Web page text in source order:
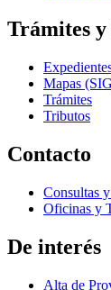
Trámites
Mapas
Trámites
Tributos
Contacto
Consultas
Oficinas y
De interés
Alta de